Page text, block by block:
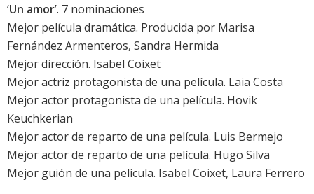
‘Un amor’. 7 nominaciones
Mejor película dramática. Producida por Marisa
Fernández Armenteros, Sandra Hermida
Mejor dirección. Isabel Coixet
Mejor actriz protagonista de una película. Laia Costa
Mejor actor protagonista de una película. Hovik
Keuchkerian
Mejor actor de reparto de una película. Luis Bermejo
Mejor actor de reparto de una película. Hugo Silva
Mejor guión de una película. Isabel Coixet, Laura Ferrero